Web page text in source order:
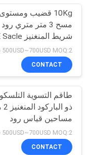
عمود
ألياف
11
10Kg قضيب ومستوى
مسح 3 متر متري رود
شريط المنغنيز E Sacle
500USD~700USD MOQ:2 قطع
CONTACT
طاقم التسوية
ذو
مساحين قياس رود
DL101C
500USD~700USD MOQ:2 قطع
CONTACT